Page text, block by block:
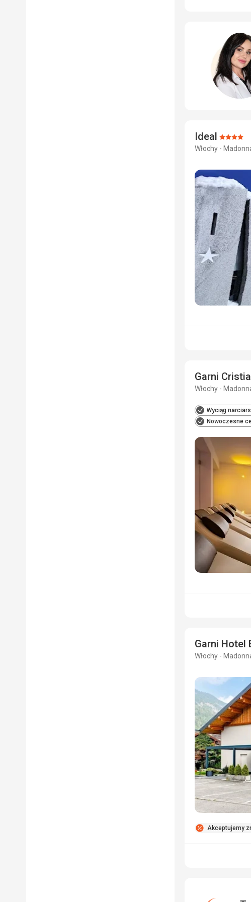
Ideal Ocena:
4/5
Włochy -
Garni
Włochy -
Wyciąg
Nowoczesne
Garni Hotel
Włochy -
Akceptujemy